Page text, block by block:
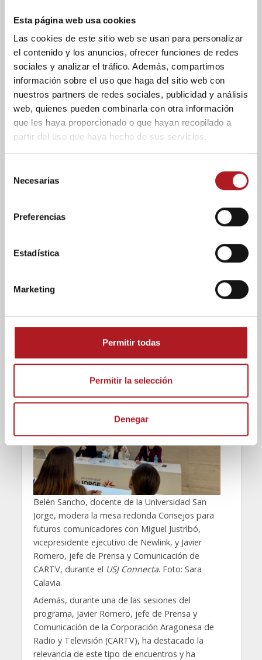
Esta página web usa cookies
Las cookies de este sitio web se usan para personalizar
el contenido y los anuncios, ofrecer funciones de redes
sociales y analizar el tráfico. Además, compartimos
información sobre el uso que haga del sitio web con
nuestros partners de redes sociales, publicidad y análisis
web, quienes pueden combinarla con otra información
que les haya proporcionado o que hayan recopilado a
partir del uso que haya hecho de sus servicios.
Necesarias
Preferencias
Estadística
Marketing
Permitir todas
Permitir la selección
Denegar
Castro ha subrayado que la compañía colabora
desde hace años con la universidad, lo que facilita
el acercamiento a futuros profesionales del sector.
A través deUSJ Connecta , algunos estudiantes
han iniciado prácticas y posteriormente se han
incorporado a la plantilla, posicionando al
programa como unavía directa de
reclutamiento.
Estudiantes ante su futuro
ocasión para obtener información directa del
sector. Los estudiantes valoran especialmente el
conocimiento de posibles itinerarios de acceso al
En este contexto, el estudiante Juan Camilo Tovar
iniciativa: “Nosotros debemos tener la iniciativa y
Belén Sancho, docente de la Universidad San
Jorge, modera la mesa redonda Consejos para
futuros comunicadores con Miguel Justribó,
vicepresidente ejecutivo de Newlink, y Javier
Romero, jefe de Prensa y Comunicación de
CARTV, durante el USJ Connecta. Foto: Sara
Calavia.
Además, durante una de las sesiones del
programa, Javier Romero, jefe de Prensa y
Comunicación de la Corporación Aragonesa de
Radio y Televisión (CARTV), ha destacado la
relevancia de este tipo de encuentros y ha